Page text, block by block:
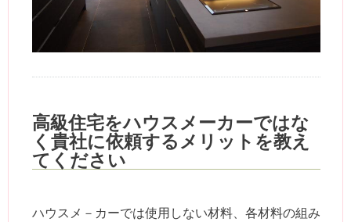
高級住宅をハウスメーカーではな
く貴社に依頼するメリットを教え
てください
ハウスメ－カーでは使用しない材料、各材料の組み